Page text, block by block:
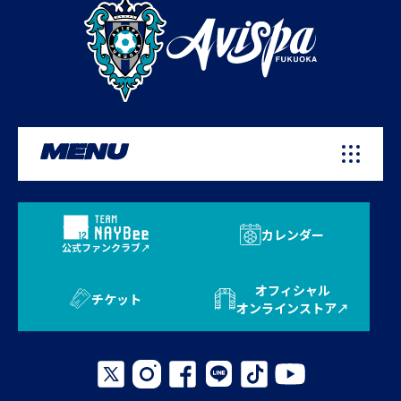
MENU
公式ファンクラブ
カレンダー
チケット
オフィシャル
オンラインストア